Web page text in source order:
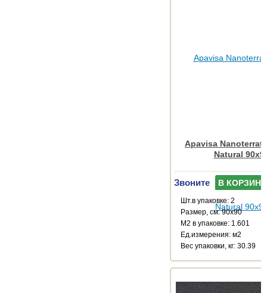
Apavisa
Natural
Звоните В КОРЗИНУ
Шт.в упаковке: 2
Размер, см: 90x90
М2 в упаковке: 1.601
Ед.измерения: м2
Веc упаковки, кг: 30.39